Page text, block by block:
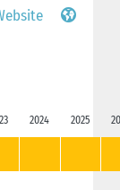
2024 2025